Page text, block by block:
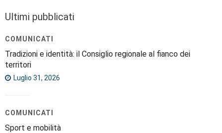
Ultimi pubblicati
COMUNICATI
Tradizioni e identità: il Consiglio regionale al fianco dei
territori
Luglio 31, 2026
COMUNICATI
Sport e mobilità